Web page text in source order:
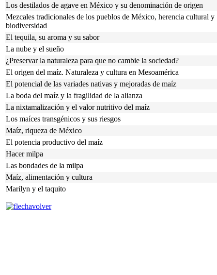
Los destilados de agave en México y su denominación de origen
Mezcales tradicionales de los pueblos de México, herencia cultural y
biodiversidad
El tequila, su aroma y su sabor
La nube y el sueño
¿Preservar la naturaleza para que no cambie la sociedad?
El origen del maíz. Naturaleza y cultura en Mesoamérica
El potencial de las variades nativas y mejoradas de maíz
La boda del maíz y la fragilidad de la alianza
La nixtamalización y el valor nutritivo del maíz
Los maíces transgénicos y sus riesgos
Maíz, riqueza de México
El potencia productivo del maíz
Hacer milpa
Las bondades de la milpa
Maíz, alimentación y cultura
Marilyn y el taquito